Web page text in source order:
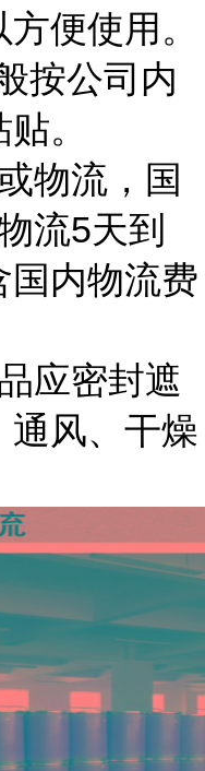
便使用。
按公司内
。
物流，国
流5天到
国内物流费
应密封遮
通风、干燥